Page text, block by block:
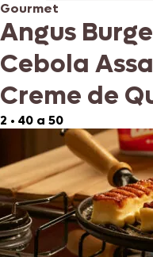
Gourmet
Angus
Cebola
Creme de
2 • 40 a 50